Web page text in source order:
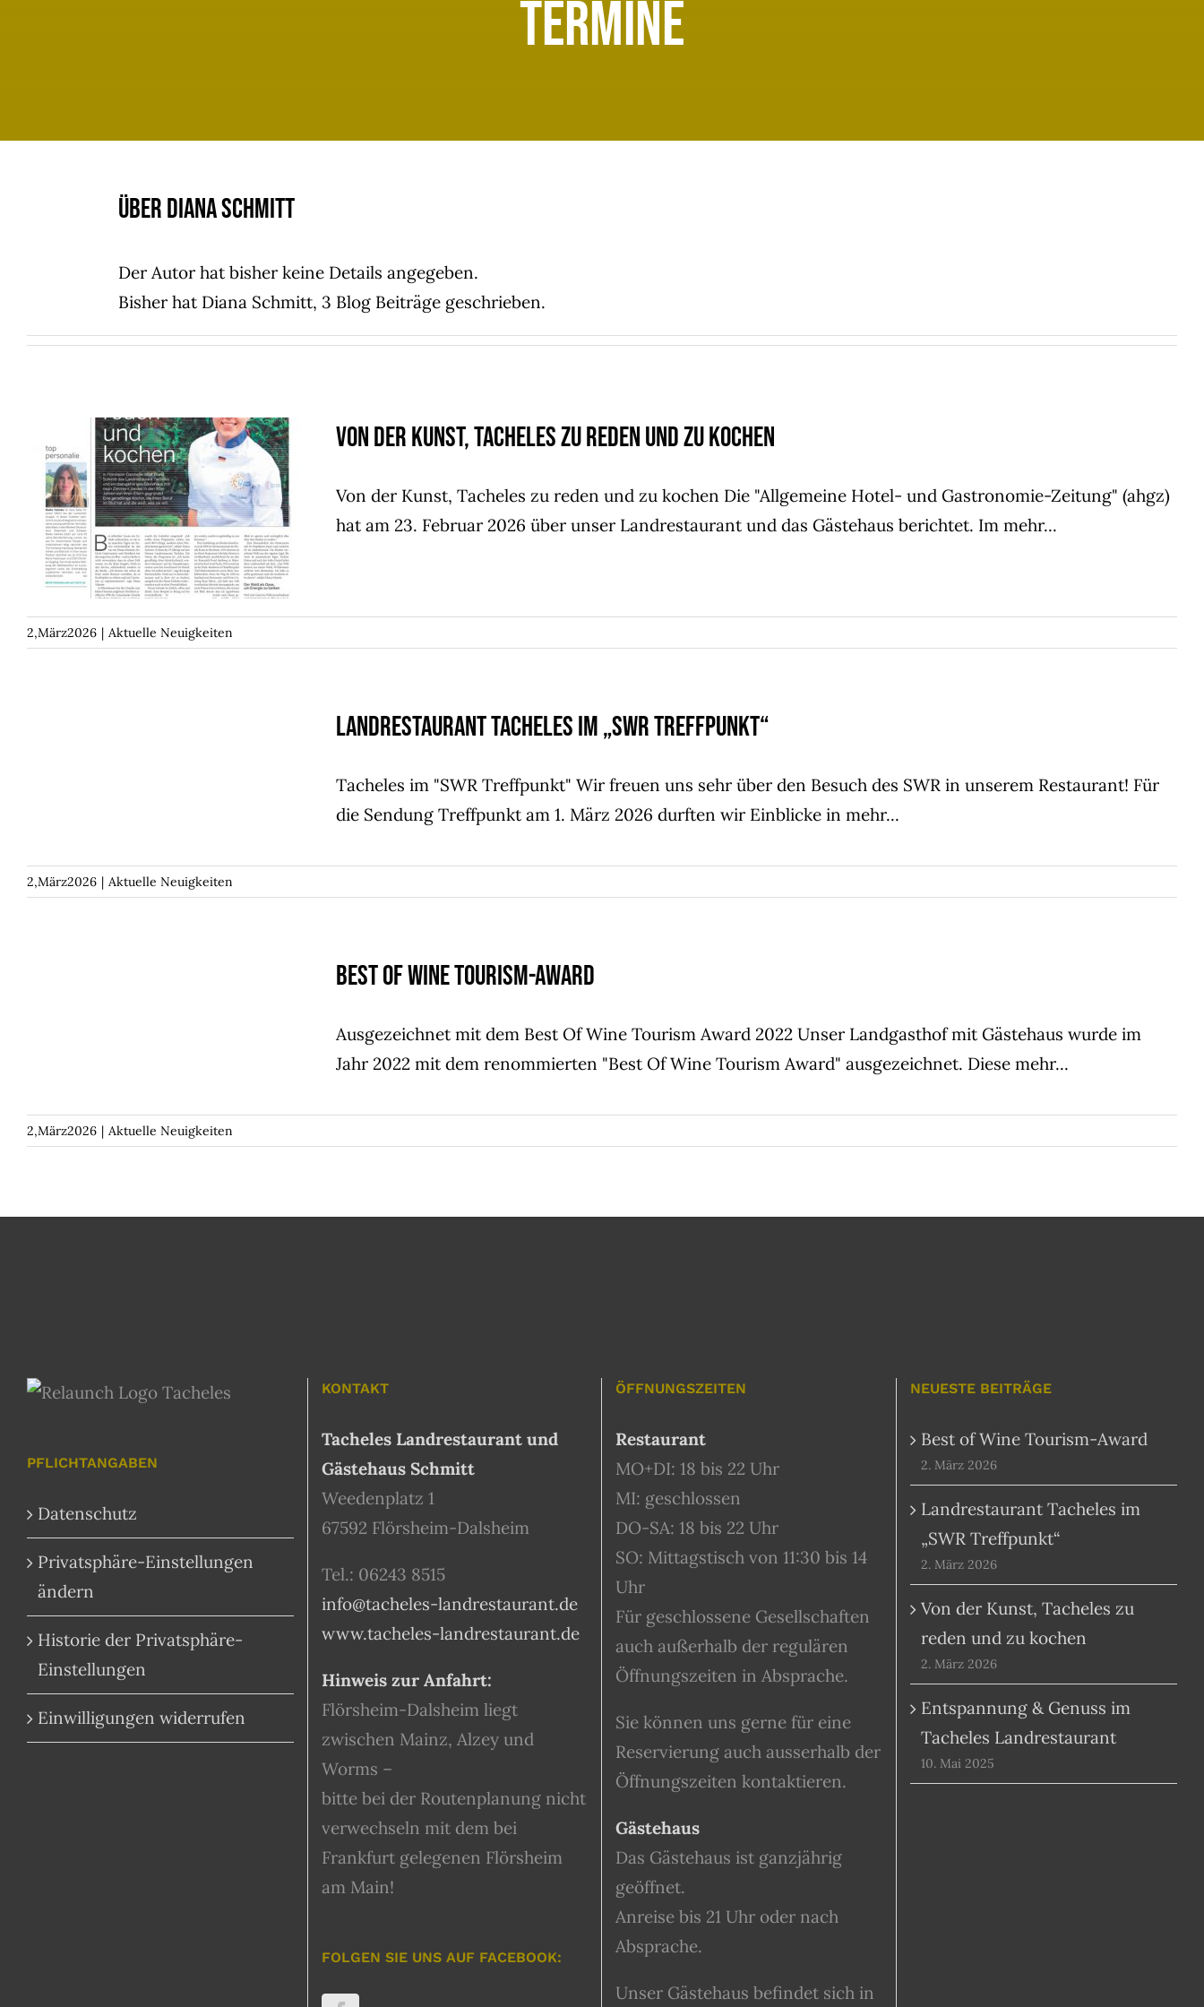
Termine
ÜberDiana Schmitt
Der Autor hat bisher keine Details angegeben.
Bisher hat Diana Schmitt, 3 Blog Beiträge geschrieben.
Von der Kunst, Tacheles
zu reden und zu kochen
Aktuelle Neuigkeiten
Von der Kunst, Tacheles zu reden und zu kochen
Von der Kunst, Tacheles zu reden und zu kochen Die "Allgemeine Hotel- und Gastronomie-Zeitung" (ahgz)
hat am 23. Februar 2026 über unser Landrestaurant und das Gästehaus berichtet. Im mehr...
2,März2026 | Aktuelle Neuigkeiten
Landrestaurant Tacheles im „SWR Treffpunkt“
Tacheles im "SWR Treffpunkt" Wir freuen uns sehr über den Besuch des SWR in unserem Restaurant! Für
die Sendung Treffpunkt am 1. März 2026 durften wir Einblicke in mehr...
2,März2026 | Aktuelle Neuigkeiten
Best of Wine Tourism-Award
Ausgezeichnet mit dem Best Of Wine Tourism Award 2022 Unser Landgasthof mit Gästehaus wurde im
Jahr 2022 mit dem renommierten "Best Of Wine Tourism Award" ausgezeichnet. Diese mehr...
2,März2026 | Aktuelle Neuigkeiten
PFLICHTANGABEN
Datenschutz
Privatsphäre-Einstellungen
ändern
Historie der Privatsphäre-
Einstellungen
Einwilligungen widerrufen
KONTAKT
Tacheles Landrestaurant und
Gästehaus Schmitt
Weedenplatz 1
67592 Flörsheim-Dalsheim
Tel.: 06243 8515
info@tacheles-landrestaurant.de
www.tacheles-landrestaurant.de
Hinweis zur Anfahrt:
Flörsheim-Dalsheim liegt
zwischen Mainz, Alzey und
Worms –
bitte bei der Routenplanung nicht
verwechseln mit dem bei
Frankfurt gelegenen Flörsheim
am Main!
FOLGEN SIE UNS AUF FACEBOOK:
ÖFFNUNGSZEITEN
Restaurant
MO+DI: 18 bis 22 Uhr
MI: geschlossen
DO-SA: 18 bis 22 Uhr
SO: Mittagstisch von 11:30 bis 14
Uhr
Für geschlossene Gesellschaften
auch außerhalb der regulären
Öffnungszeiten in Absprache.
Sie können uns gerne für eine
Reservierung auch ausserhalb der
Öffnungszeiten kontaktieren.
Gästehaus
Das Gästehaus ist ganzjährig
geöffnet.
Anreise bis 21 Uhr oder nach
Absprache.
Unser Gästehaus befindet sich in
NEUESTE BEITRÄGE
Best of Wine Tourism-Award
2. März 2026
Landrestaurant Tacheles im
„SWR Treffpunkt“
2. März 2026
Von der Kunst, Tacheles zu
reden und zu kochen
2. März 2026
Entspannung & Genuss im
Tacheles Landrestaurant
10. Mai 2025